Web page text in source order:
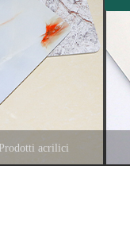
Prodotti acrilici